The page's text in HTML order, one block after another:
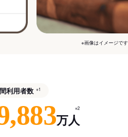
※画像はイメージで
利用者数 ※1
万人
※2